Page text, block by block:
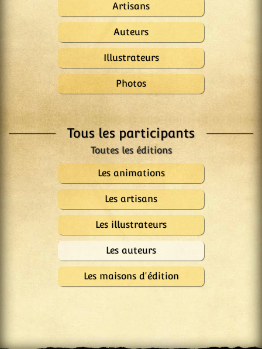
Artisans
Auteurs
Illustrateurs
Photos
Tous les participants
Les animations
Les artisans
Les illustrateurs
Les auteurs
Les maisons d'édition